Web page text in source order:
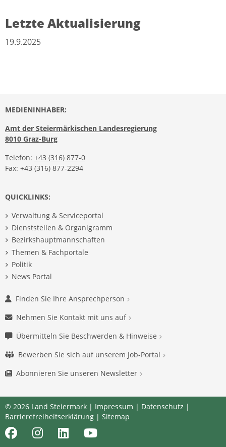
Letzte Aktualisierung
19.9.2025
MEDIENINHABER:
Amt der Steiermärkischen Landesregierung
8010 Graz-Burg
Telefon: +43 (316) 877-0
Fax: +43 (316) 877-2294
QUICKLINKS:
Verwaltung & Serviceportal
Dienststellen & Organigramm
Bezirkshauptmannschaften
Themen & Fachportale
Politik
News Portal
Finden Sie Ihre Ansprechperson
Nehmen Sie Kontakt mit uns auf
Übermitteln Sie Beschwerden & Hinweise
Bewerben Sie sich auf unserem Job-Portal
Abonnieren Sie unseren Newsletter
© 2026 Land Steiermark | Impressum | Datenschutz |
Barrierefreiheitserklärung | Sitemap
FacebookInstagramLinkedInYoutube